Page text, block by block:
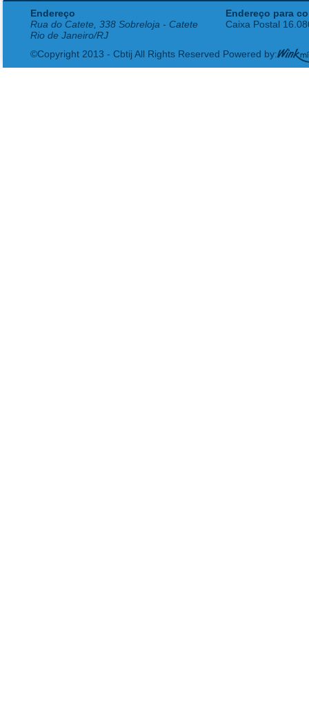
Endereço
Rua do Catete, 338 Sobreloja - Catete
Rio de Janeiro/RJ
Endereço para
Caixa Postal
©Copyright 2013 - Cbtij All Rights Reserved Powered by: